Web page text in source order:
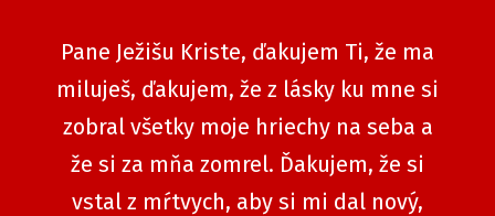
Pane Ježišu Kriste, ďakujem Ti, že ma
miluješ, ďakujem, že z lásky ku mne si
zobral všetky moje hriechy na seba a
že si za mňa zomrel. Ďakujem, že si
vstal z mŕtvych, aby si mi dal nový,